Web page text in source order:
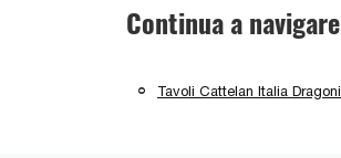
Continua a navigare
Tavoli Cattelan Italia Dragoni